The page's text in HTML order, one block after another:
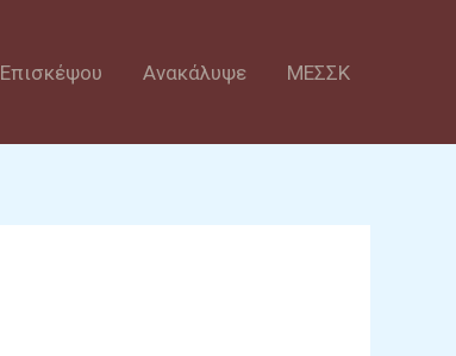
Επισκέψου Ανακάλυψε ΜΕΣΣΚ